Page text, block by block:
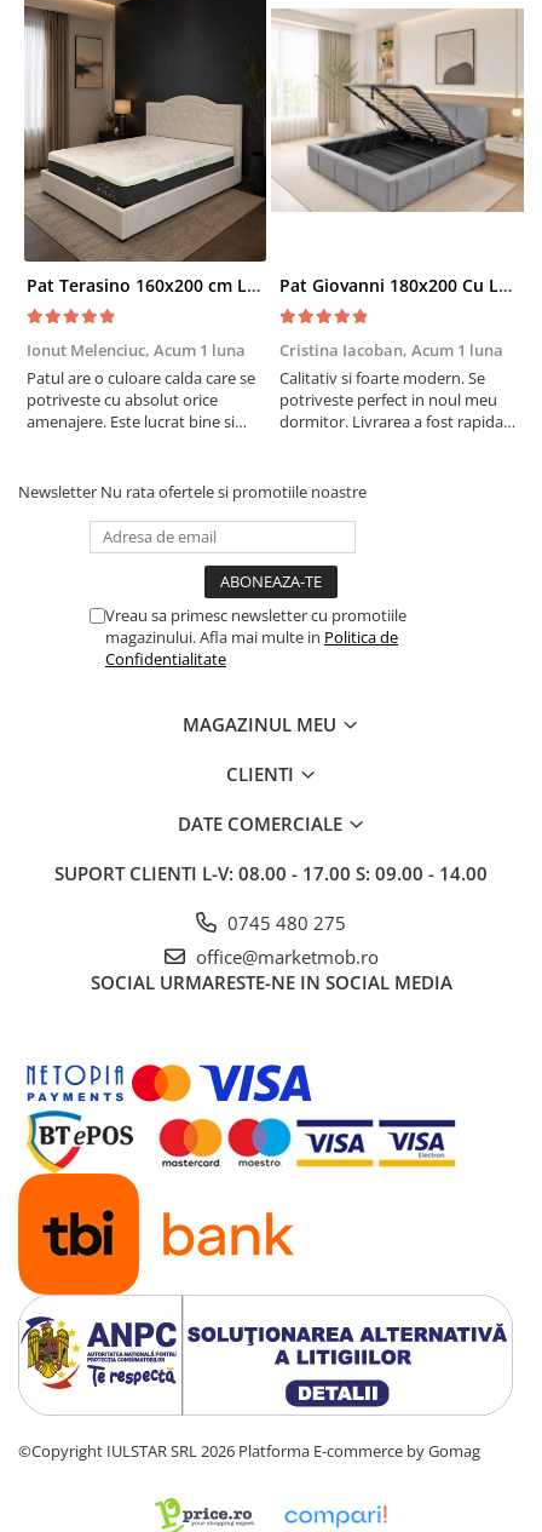
Pat Terasino 160x200 cm Lada Depozitare Tapitat Stofa Bej Somiera Inclusa
Ionut Melenciuc, Acum 1 luna
Patul are o culoare calda care se
potriveste cu absolut orice
amenajere. Este lucrat bine si
drag !
Pat Giovanni 180x200 Cu Lada De Depozitare Tapitat Catifea Gri Somiera Inclusa
Cristina Iacoban, Acum 1 luna
Calitativ si foarte modern. Se
potriveste perfect in noul meu
dormitor. Livrarea a fost rapida
Newsletter Nu rata ofertele si promotiile noastre
Vreau sa primesc newsletter cu promotiile
magazinului. Afla mai multe in Politica de
Confidentialitate
MAGAZINUL MEU
CLIENTI
DATE COMERCIALE
SUPORT CLIENTI L-V: 08.00 - 17.00 S: 09.00 - 14.00
0745 480 275
office@marketmob.ro
SOCIAL URMARESTE-NE IN SOCIAL MEDIA
©Copyright IULSTAR SRL 2026 Platforma E-commerce by Gomag